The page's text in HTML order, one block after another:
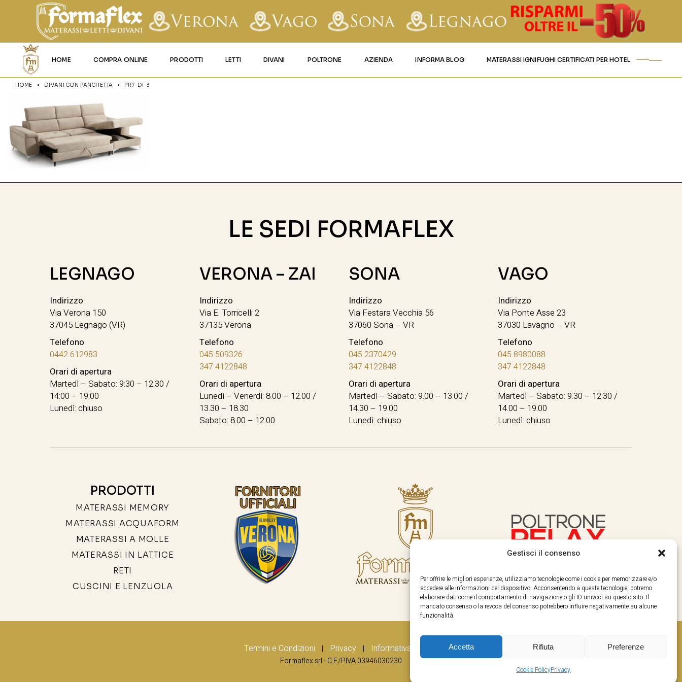
Gestisci il consenso
Per offrire le migliori esperienze, utilizziamo tecnologie come i cookie per memorizzare e/o
accedere alle informazioni del dispositivo. Acconsentendo a queste tecnologie, potremo
elaborare dati come il comportamento di navigazione o gli ID univoci su questo sito. Il
mancato consenso o la revoca del consenso potrebbero influire negativamente su alcune
funzionalità.
Accetta Rifiuta Preferenze
Cookie PolicyPrivacy
HOME COMPRA ONLINE PRODOTTI LETTI DIVANI POLTRONE AZIENDA INFORMA BLOG MATERASSI IGNIFUGHI CERTIFICATI PER HOTEL
HOME DIVANI CON PANCHETTA PR7-DI-3
LE SEDI FORMAFLEX
LEGNAGO
Indirizzo
Via Verona 150
37045 Legnago (VR)
Telefono
0442 612983
Orari di apertura
Martedì – Sabato: 9:30 – 12:30 /
14:00 – 19:00
Lunedì: chiuso
VERONA – ZAI
Indirizzo
Via E. Torricelli 2
37135 Verona
Telefono
045 509326
347 4122848
Orari di apertura
Lunedì – Venerdì: 8.00 – 12.00 /
13.30 – 18.30
Sabato: 8.00 – 12.00
SONA
Indirizzo
Via Festara Vecchia 56
37060 Sona – VR
Telefono
045 2370429
347 4122848
Orari di apertura
Martedì – Sabato: 9.00 – 13.00 /
14.30 – 19.00
Lunedì: chiuso
VAGO
Indirizzo
Via Ponte Asse 23
37030 Lavagno – VR
Telefono
045 8980088
347 4122848
Orari di apertura
Martedì – Sabato: 9.30 – 12.30 /
14.00 – 19.00
Lunedì: chiuso
PRODOTTI
MATERASSI MEMORY
MATERASSI ACQUAFORM
MATERASSI A MOLLE
MATERASSI IN LATTICE
RETI
CUSCINI E LENZUOLA
Termini e Condizioni | Privacy | Informativa Cookie
Formaflex srl - C.F./P.IVA 03946030230